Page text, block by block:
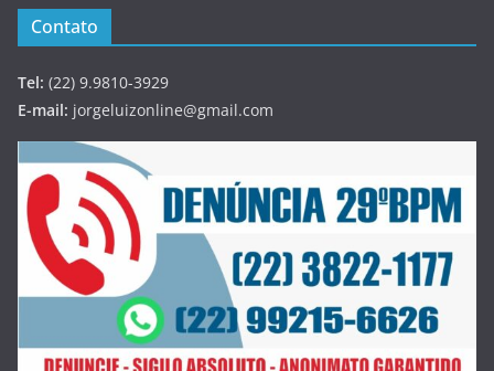
Contato
Tel: (22) 9.9810-3929
E-mail: jorgeluizonline@gmail.com